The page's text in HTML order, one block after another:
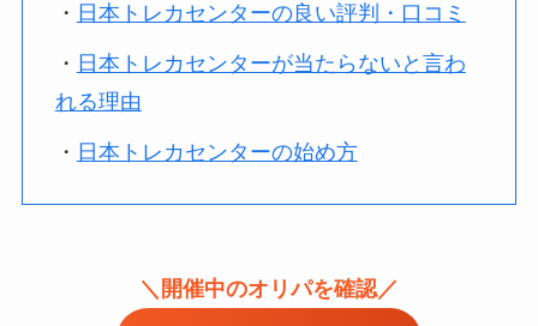
・ 日本トレカセンターの良い評判・口コミ
・ 日本トレカセンターが当たらないと言わ
れる理由
・ 日本トレカセンターの始め方
＼開催中のオリパを確認／